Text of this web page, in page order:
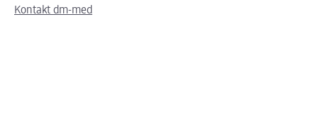
Kontakt dm-med